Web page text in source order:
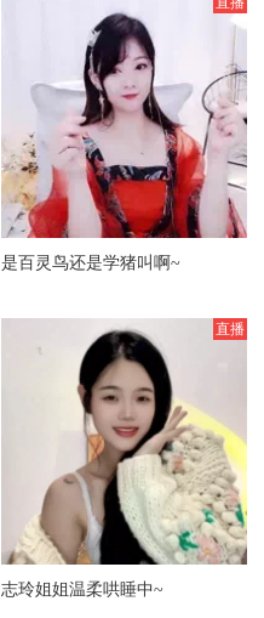
是百灵鸟还是学猪叫啊~
志玲姐姐温柔哄睡中~